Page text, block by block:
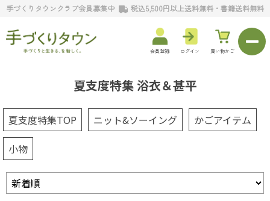
手づくりタウンクラブ会員募集中 税込5,500円以上送料無料・書籍送料無料
会員登録 ログイン 買い物かご
夏支度特集 浴衣＆甚平
夏支度特集TOP ニット&ソーイング
かごアイテム
小物